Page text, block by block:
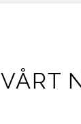
VÅRT